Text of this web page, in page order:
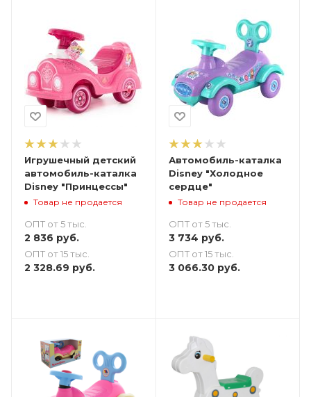
Игрушечный детский
автомобиль-каталка
Disney "Принцессы"
Товар не продается
ОПТ от 5 тыс.
2 836 руб.
ОПТ от 15 тыс.
2 328.69 руб.
Автомобиль-каталка
Disney "Холодное
сердце"
Товар не продается
ОПТ от 5 тыс.
3 734 руб.
ОПТ от 15 тыс.
3 066.30руб.